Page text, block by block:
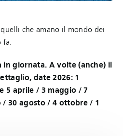
che amano il mondo dei
fa.
in giornata. A volte (anche) il
date 2026: 1
5 aprile / 3 maggio / 7
30 agosto / 4 ottobre / 1